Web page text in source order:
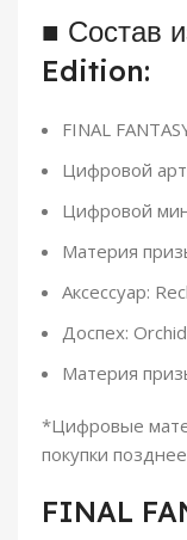
■ Состав
Edition:
FINAL
Цифровой
Цифровой
Материя
Аксессуар:
Доспех:
Материя
*Цифровые
покупки
FINAL